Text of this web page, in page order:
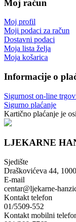
Moj račun
Moj profil
Moji podaci za račun
Dostavni podaci
Moja lista želja
Moja košarica
Informacije o
Sigurnost on-line
Sigurno plaćanje
Kartično plaćanje je
LJEKARNE
Sjedište
Draškovićeva 44,
E-mail
centar@ljekarne-
Kontakt telefon
01/5509-552
Kontakt mobilni